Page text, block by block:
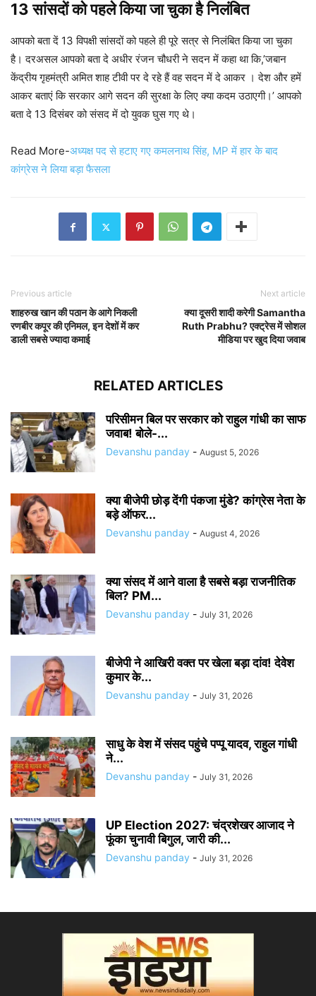
13 सांसदों को पहले किया जा चुका है निलंबित
आपको बता दें 13 विपक्षी सांसदों को पहले ही पूरे सत्र से निलंबित किया जा चुका
है। दरअसल आपको बता दे अधीर रंजन चौधरी ने सदन में कहा था कि,’जबान
केंद्रीय गृहमंत्री अमित शाह टीवी पर दे रहे हैं वह सदन में दे आकर । देश और हमें
आकर बताएं कि सरकार आगे सदन की सुरक्षा के लिए क्या कदम उठाएगी।’ आपको
बता दे 13 दिसंबर को संसद में दो युवक घुस गए थे।
Read More-अध्यक्ष पद से हटाए गए कमलनाथ सिंह, MP में हार के बाद
कांग्रेस ने लिया बड़ा फैसला
Previous article
शाहरुख खान की पठान के आगे निकली
रणबीर कपूर की एनिमल, इन देशों में कर
डाली सबसे ज्यादा कमाई
Next article
क्या दूसरी शादी करेगी Samantha
Ruth Prabhu? एक्ट्रेस में सोशल
मीडिया पर खुद दिया जवाब
RELATED ARTICLES
परिसीमन बिल पर सरकार को राहुल गांधी का साफ
जवाब! बोले-...
Devanshu panday - August 5, 2026
क्या बीजेपी छोड़ देंगी पंकजा मुंडे? कांग्रेस नेता के
बड़े ऑफर...
Devanshu panday - August 4, 2026
क्या संसद में आने वाला है सबसे बड़ा राजनीतिक
बिल? PM...
Devanshu panday - July 31, 2026
बीजेपी ने आखिरी वक्त पर खेला बड़ा दांव! देवेश
कुमार के...
Devanshu panday - July 31, 2026
साधु के वेश में संसद पहुंचे पप्पू यादव, राहुल गांधी
ने...
Devanshu panday - July 31, 2026
UP Election 2027: चंद्रशेखर आजाद ने
फूंका चुनावी बिगुल, जारी की...
Devanshu panday - July 31, 2026